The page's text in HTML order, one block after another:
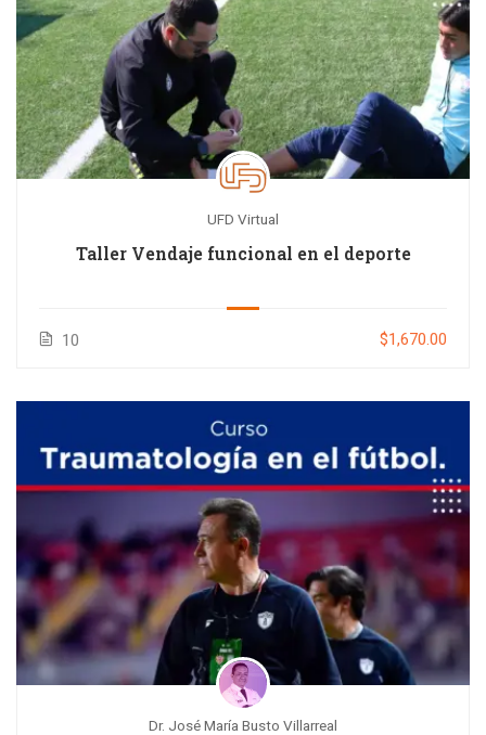
UFD Virtual
Taller Vendaje funcional en el deporte
10 $1,670.00
Dr. José María Busto Villarreal